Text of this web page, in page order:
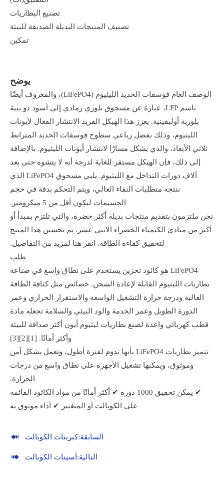
تصنيع البطاريات
تصنيف المنتجات البديلة الصديقة للبيئة
تمكين
يوضح
الوصف العام فوسفات الحديد الليثيوم (LiFePO4)، والمعروف أيضًا
باسم LFP، عبارة عن مسحوق بلوري رمادي إلى أسود ذو بنية
بلورية أوليفينية. يعزز هذا الهيكل الفريد الانتشار الفعال لأيونات
الليثيوم، وذلك بفضل رباعي سطوح فوسفات الحديد المترابط
ثلاثي الأبعاد، والذي يشكل مسارًا لانتشار أيونات الليثيوم. بالإضافة
إلى ذلك، فإن الهيكل مستقر للغاية لدرجة أنه لا يتشوه حتى بعد
آلاف دورات التداخل مع الليثيوم. يلبي مسحوق LiFePO4 الذي
ننتجه متطلبات النقاء العالي، ويتم التحكم بدقة في حجم
الجسيمات ليكون أقل من 5 ميكرومتر.
نحن ملتزمون بتقديم منتجات بديلة أكثر خضرة، والتي تلتزم بمبدأ أو
أكثر من مبادئ الكيمياء الخضراء الاثني عشر. تم تحسين هذا المنتج
لتحقيق كفاءة الطاقة. انقر هنا لمزيد من التفاصيل.
طلب
LiFePO4 هو كاثود تخزين يستخدم على نطاق واسع في صناعة
بطاريات الليثيوم القابلة لإعادة الشحن. خصائص مثل كثافة الطاقة
العالية ودرجة حرارة التشغيل الواسعة والاستقرار الحراري وعمر
الدورة الطويل وعمر الخدمة والود البيئي والسلامة تجعله مادة
قطب كهربائي واعدة لصنع بطاريات ليثيوم أيون أكثر صداقة للبيئة
وأكثر أمانًا. [1][2][3]
تتميز بطاريات LiFePO4 بأنها تدوم لفترة أطول، وتعمل بشكل آمن
وموثوق، ويمكنها تشغيل الأجهزة على نطاق واسع من درجات
الحرارة.
✔ يمكن تحقيق 1000 دورة ✔ أكثر أمانًا من مواد الكاثود القائمة
على الكوبالت أو المنغنيز ✔ أداء موثوق به
 السابقة:كبريتات الكوبالت
 التالية: أسيتات الكوبالت